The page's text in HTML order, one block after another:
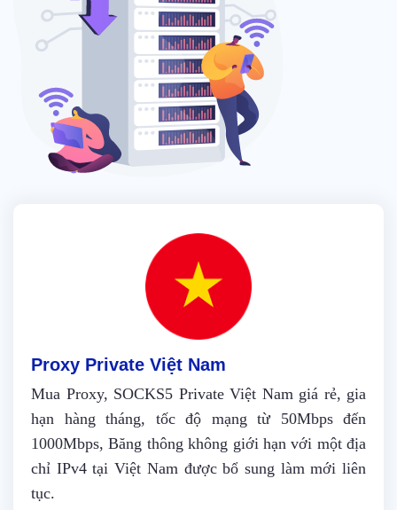
Proxy Private Việt Nam
Mua Proxy, SOCKS5 Private Việt Nam giá rẻ, gia
hạn hàng tháng, tốc độ mạng từ 50Mbps đến
1000Mbps, Băng thông không giới hạn với một địa
chỉ IPv4 tại Việt Nam được bổ sung làm mới liên
tục.